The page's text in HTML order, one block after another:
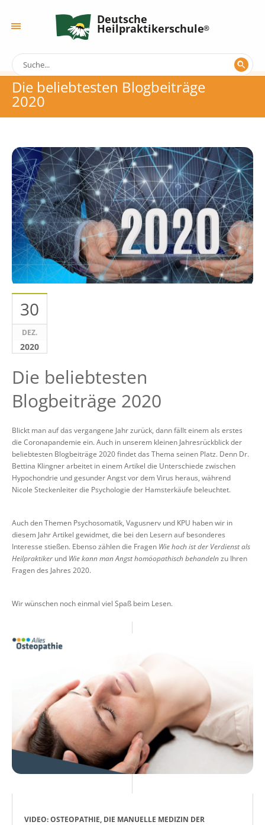
Deutsche
Heilpraktikerschule
Die beliebtesten Blogbeiträge
2020
30
DEZ.
2020
Die beliebtesten
Blogbeiträge 2020
Blickt man auf das vergangene Jahr zurück, dann fällt einem als erstes
die Coronapandemie ein. Auch in unserem kleinen Jahresrückblick der
beliebtesten Blogbeiträge 2020 findet das Thema seinen Platz. Denn Dr.
Bettina Klingner arbeitet in einem Artikel die Unterschiede zwischen
Hypochondrie und gesunder Angst vor dem Virus heraus, während
Nicole Steckenleiter die Psychologie der Hamsterkäufe beleuchtet.
Auch den Themen Psychosomatik, Vagusnerv und KPU haben wir in
diesem Jahr Artikel gewidmet, die bei den Lesern auf besonderes
Interesse stießen. Ebenso zählen die Fragen Wie hoch ist der Verdienst als
Heilpraktiker und Wie kann man Angst homöopathisch behandelnzu Ihren
Fragen des Jahres 2020.
Wir wünschen noch einmal viel Spaß beim Lesen.
VIDEO: OSTEOPATHIE, DIE MANUELLE MEDIZIN DER